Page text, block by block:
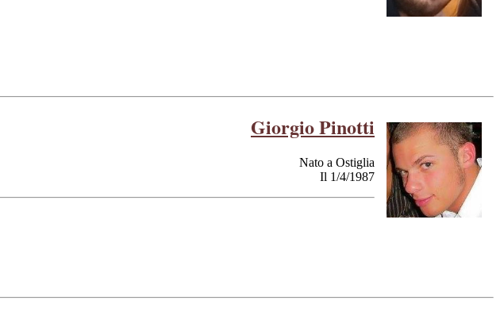
Giorgio Pinotti
Nato a Ostiglia
Il 1/4/1987